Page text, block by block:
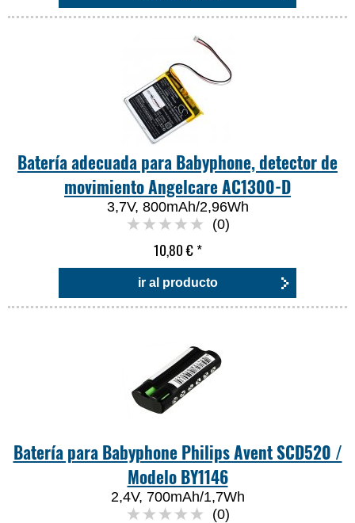
Batería adecuada para Babyphone, detector de
movimiento Angelcare AC1300-D
3,7V, 800mAh/2,96Wh
(0)
10,80 €*
ir al producto
Batería para Babyphone Philips Avent SCD520 /
Modelo BY1146
2,4V, 700mAh/1,7Wh
(0)